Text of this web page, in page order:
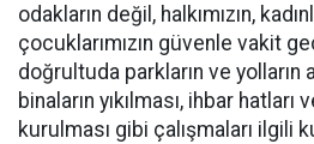
odakların değil, halkımızın,
çocuklarımızın güvenle vakit
doğrultuda parkların ve yolların
binaların yıkılması, ihbar
kurulması gibi çalışmaları ilgili